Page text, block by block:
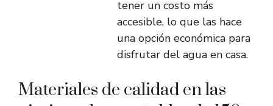
tener un costo más
accesible, lo que las hace
una opción económica para
disfrutar del agua en casa.
Materiales de calidad en las